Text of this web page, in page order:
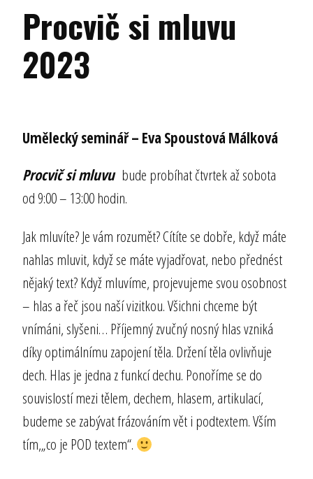
Procvič si mluvu
2023
Umělecký seminář – Eva Spoustová Málková
Procvič si mluvu bude probíhat čtvrtek až sobota
od 9:00 – 13:00 hodin.
Jak mluvíte? Je vám rozumět? Cítíte se dobře, když máte
nahlas mluvit, když se máte vyjadřovat, nebo přednést
nějaký text? Když mluvíme, projevujeme svou osobnost
– hlas a řeč jsou naší vizitkou. Všichni chceme být
vnímáni, slyšeni… Příjemný zvučný nosný hlas vzniká
díky optimálnímu zapojení těla. Držení těla ovlivňuje
dech. Hlas je jedna z funkcí dechu. Ponoříme se do
souvislostí mezi tělem, dechem, hlasem, artikulací,
budeme se zabývat frázováním vět i podtextem. Vším
tím,„co je POD textem“.